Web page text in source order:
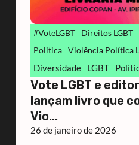
#VoteLGBT Direitos LGBT
Politica Violência Política
Diversidade LGBT
Vote LGBT e
lançam livro que
Vio...
26 de janeiro de 2026